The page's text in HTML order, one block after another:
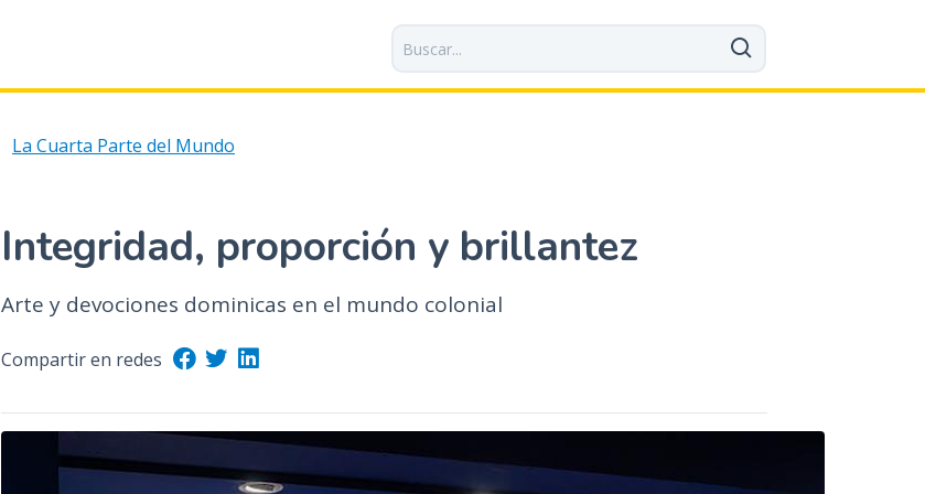
a
a
o
n
e
i
o
p
r
La Cuarta Parte del Mundo
Integridad, proporción y brillantez
Arte y devociones dominicas en el mundo colonial
Compartir en redes